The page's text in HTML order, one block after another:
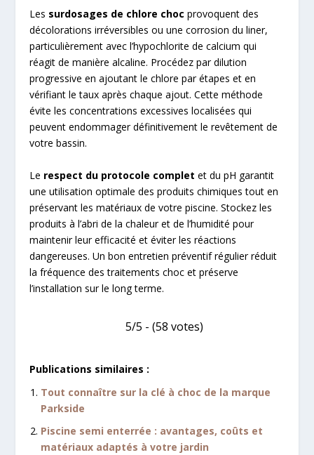
Les surdosages de chlore choc provoquent des
décolorations irréversibles ou une corrosion du liner,
particulièrement avec l’hypochlorite de calcium qui
réagit de manière alcaline. Procédez par dilution
progressive en ajoutant le chlore par étapes et en
vérifiant le taux après chaque ajout. Cette méthode
évite les concentrations excessives localisées qui
peuvent endommager définitivement le revêtement de
votre bassin.
Le respect du protocole complet et du pH garantit
une utilisation optimale des produits chimiques tout en
préservant les matériaux de votre piscine. Stockez les
produits à l’abri de la chaleur et de l’humidité pour
maintenir leur efficacité et éviter les réactions
dangereuses. Un bon entretien préventif régulier réduit
la fréquence des traitements choc et préserve
l’installation sur le long terme.
5/5 - (58 votes)
Publications similaires :
Tout connaître sur la clé à choc de la marque
Parkside
Piscine semi enterrée : avantages, coûts et
matériaux adaptés à votre jardin